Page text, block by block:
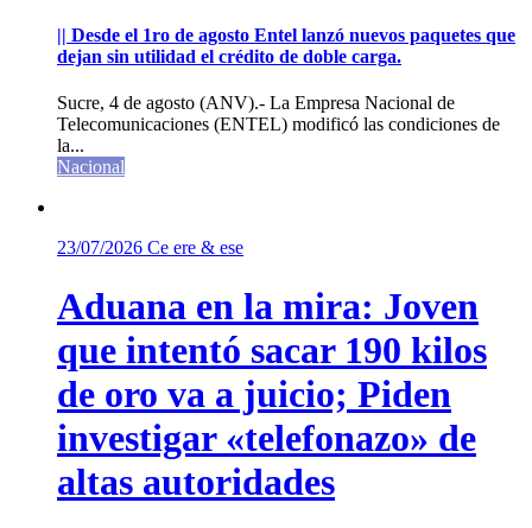
|| Desde el 1ro de agosto Entel lanzó nuevos paquetes que
dejan sin utilidad el crédito de doble carga.
Sucre, 4 de agosto (ANV).- La Empresa Nacional de
Telecomunicaciones (ENTEL) modificó las condiciones de
la...
Nacional
23/07/2026 Ce ere & ese
Aduana en la mira: Joven
que intentó sacar 190 kilos
de oro va a juicio; Piden
investigar «telefonazo» de
altas autoridades